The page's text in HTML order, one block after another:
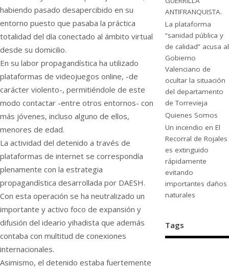
habiendo pasado desapercibido en su
entorno puesto que pasaba la práctica
totalidad del día conectado al ámbito virtual
desde su domicilio.
En su labor propagandística ha utilizado
plataformas de videojuegos online, -de
carácter violento-, permitiéndole de este
modo contactar -entre otros entornos- con
más jóvenes, incluso alguno de ellos,
menores de edad.
La actividad del detenido a través de
plataformas de internet se correspondía
plenamente con la estrategia
propagandística desarrollada por DAESH.
Con esta operación se ha neutralizado un
importante y activo foco de expansión y
difusión del ideario yihadista que además
contaba con multitud de conexiones
internacionales.
Asimismo, el detenido estaba fuertemente
ANTIFRANQUISTA.
La plataforma
“sanidad pública y
de calidad” acusa al
Gobierno
Valenciano de
ocultar la situación
del departamento
de Torrevieja
Quienes Somos
Un incendio en El
Recorral de Rojales
es extinguido
rápidamente
evitando
importantes daños
naturales
Tags